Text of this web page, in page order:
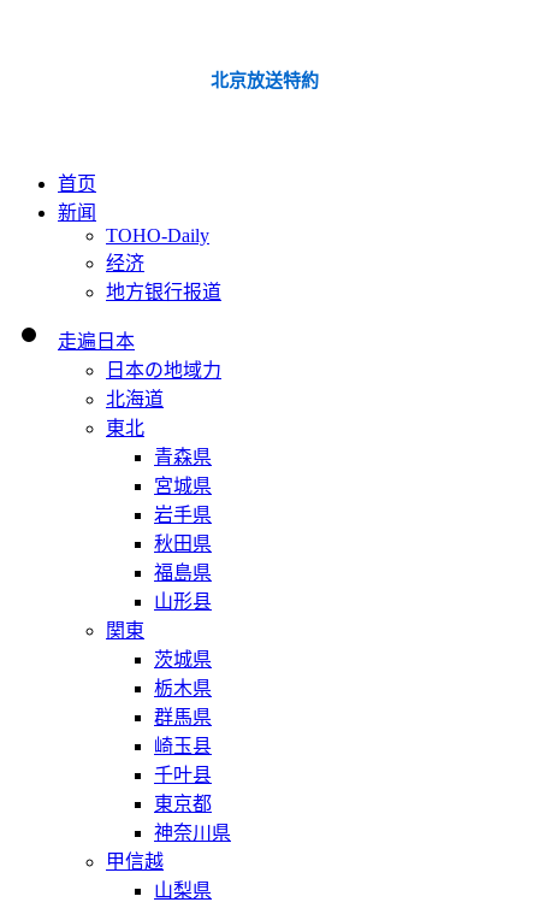
北京放送特約
首页
新闻
TOHO-Daily
经济
地方银行报道
走遍日本
日本の地域力
北海道
東北
青森県
宮城県
岩手県
秋田県
福島県
山形县
関東
茨城県
栃木県
群馬県
崎玉县
千叶县
東京都
神奈川県
甲信越
山梨県